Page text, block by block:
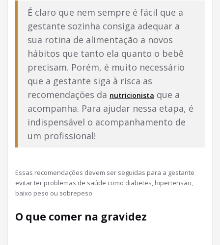
É claro que nem sempre é fácil que a
gestante sozinha consiga adequar a
sua rotina de alimentação a novos
hábitos que tanto ela quanto o bebê
precisam. Porém, é muito necessário
que a gestante siga à risca as
recomendações da nutricionista que a
acompanha. Para ajudar nessa etapa, é
indispensável o acompanhamento de
um profissional!
Essas recomendações devem ser seguidas para a gestante
evitar ter problemas de saúde como diabetes, hipertensão,
baixo peso ou sobrepeso.
O que comer na gravidez